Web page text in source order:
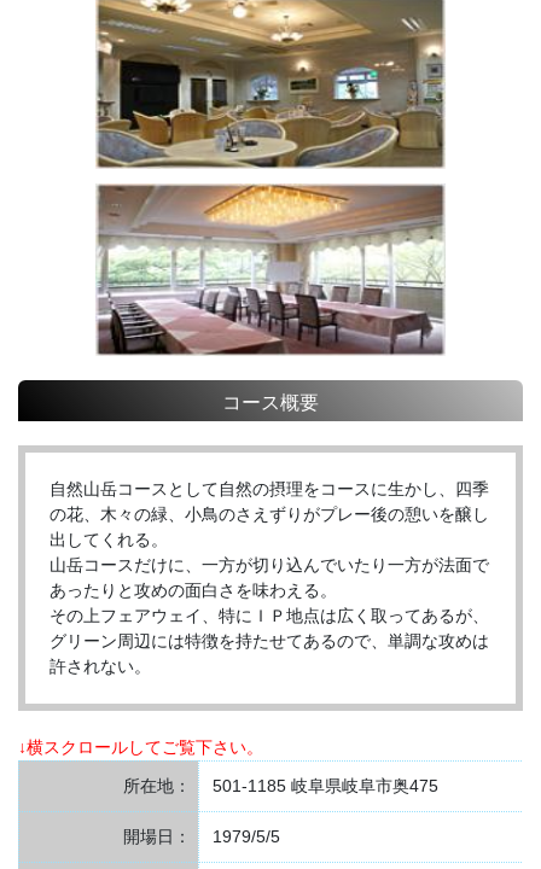
コース概要
自然山岳コースとして自然の摂理をコースに生かし、四季
の花、木々の緑、小鳥のさえずりがプレー後の憩いを醸し
出してくれる。
山岳コースだけに、一方が切り込んでいたり一方が法面で
あったりと攻めの面白さを味わえる。
その上フェアウェイ、特にＩＰ地点は広く取ってあるが、
グリーン周辺には特徴を持たせてあるので、単調な攻めは
許されない。
↓横スクロールしてご覧下さい。
所在地：
501-1185 岐阜県岐阜市奥475
開場日： 1979/5/5